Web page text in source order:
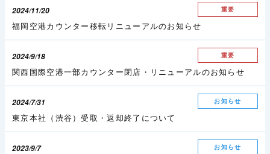
2024/11/20 重要
福岡空港カウンター移転リニューアルのお知らせ
2024/9/18 重要
関西国際空港一部カウンター閉店・リニューアルのお知らせ
2024/7/31 お知らせ
東京本社（渋谷）受取・返却終了について
2023/9/7 お知らせ